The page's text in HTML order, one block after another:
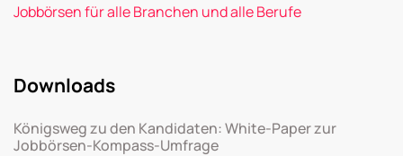
Jobbörsen für alle Branchen und alle Berufe
Downloads
Königsweg zu den Kandidaten: White-Paper zur
Jobbörsen-Kompass-Umfrage